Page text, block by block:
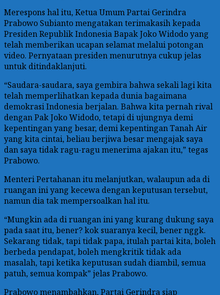
Merespons hal itu, Ketua Umum Partai Gerindra
Prabowo Subianto mengatakan terimakasih kepada
Presiden Republik Indonesia Bapak Joko Widodo yang
telah memberikan ucapan selamat melalui potongan
video. Pernyataan presiden menurutnya cukup jelas
untuk ditindaklanjuti.
“Saudara-saudara, saya gembira bahwa sekali lagi kita
telah memperlihatkan kepada dunia bagaimana
demokrasi Indonesia berjalan. Bahwa kita pernah rival
dengan Pak Joko Widodo, tetapi di ujungnya demi
kepentingan yang besar, demi kepentingan Tanah Air
yang kita cintai, beliau berjiwa besar mengajak saya
dan saya tidak ragu-ragu menerima ajakan itu,” tegas
Prabowo.
Menteri Pertahanan itu melanjutkan, walaupun ada di
ruangan ini yang kecewa dengan keputusan tersebut,
namun dia tak mempersoalkan hal itu.
“Mungkin ada di ruangan ini yang kurang dukung saya
pada saat itu, bener? kok suaranya kecil, bener nggk.
Sekarang tidak, tapi tidak papa, itulah partai kita, boleh
berbeda pendapat, boleh mengkritik tidak ada
masalah, tapi ketika keputusan sudah diambil, semua
patuh, semua kompak” jelas Prabowo.
Prabowo menambahkan, Partai Gerindra siap